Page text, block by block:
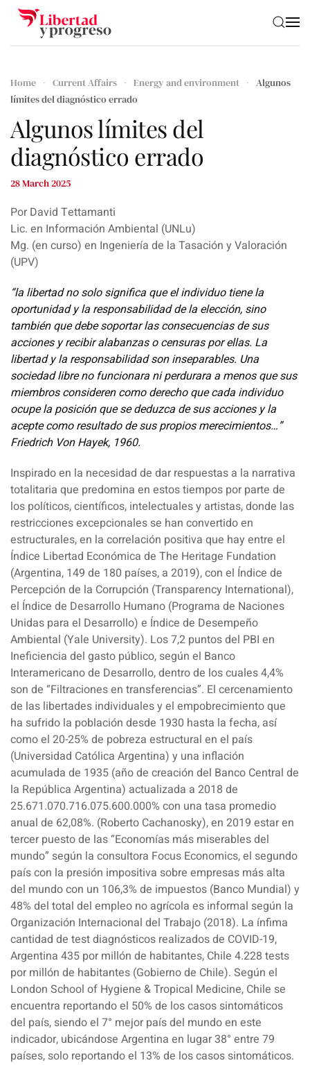
Skip to main content
Home Current Affairs Energy and environment
Algunos
límites del diagnóstico errado
Algunos límites del
diagnóstico errado
28 March 2025
Por David Tettamanti
Lic. en Información Ambiental (UNLu)
Mg. (en curso) en Ingeniería de la Tasación y Valoración
(UPV)
“la libertad no solo significa que el individuo tiene la
oportunidad y la responsabilidad de la elección, sino
también que debe soportar las consecuencias de sus
acciones y recibir alabanzas o censuras por ellas. La
libertad y la responsabilidad son inseparables. Una
sociedad libre no funcionara ni perdurara a menos que sus
miembros consideren como derecho que cada individuo
ocupe la posición que se deduzca de sus acciones y la
acepte como resultado de sus propios merecimientos…”
Friedrich Von Hayek, 1960.
Inspirado en la necesidad de dar respuestas a la narrativa
totalitaria que predomina en estos tiempos por parte de
los políticos, científicos, intelectuales y artistas, donde las
restricciones excepcionales se han convertido en
estructurales, en la correlación positiva que hay entre el
Índice Libertad Económica de The Heritage Fundation
(Argentina, 149 de 180 países, a 2019), con el Índice de
Percepción de la Corrupción (Transparency International),
el Índice de Desarrollo Humano (Programa de Naciones
Unidas para el Desarrollo) e Índice de Desempeño
Ambiental (Yale University). Los 7,2 puntos del PBI en
Ineficiencia del gasto público, según el Banco
Interamericano de Desarrollo, dentro de los cuales 4,4%
son de “Filtraciones en transferencias”. El cercenamiento
de las libertades individuales y el empobrecimiento que
ha sufrido la población desde 1930 hasta la fecha, así
como el 20-25% de pobreza estructural en el país
(Universidad Católica Argentina) y una inflación
acumulada de 1935 (año de creación del Banco Central de
la República Argentina) actualizada a 2018 de
25.671.070.716.075.600.000% con una tasa promedio
anual de 62,08%. (Roberto Cachanosky), en 2019 estar en
tercer puesto de las “Economías más miserables del
mundo” según la consultora Focus Economics, el segundo
país con la presión impositiva sobre empresas más alta
del mundo con un 106,3% de impuestos (Banco Mundial) y
48% del total del empleo no agrícola es informal según la
Organización Internacional del Trabajo (2018). La ínfima
cantidad de test diagnósticos realizados de COVID-19,
Argentina 435 por millón de habitantes, Chile 4.228 tests
por millón de habitantes (Gobierno de Chile). Según el
London School of Hygiene & Tropical Medicine, Chile se
encuentra reportando el 50% de los casos sintomáticos
del país, siendo el 7° mejor país del mundo en este
indicador, ubicándose Argentina en lugar 38° entre 79
países, solo reportando el 13% de los casos sintomáticos.